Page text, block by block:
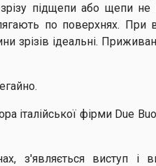
підщепи або щепи не
по поверхнях. При
зрізів ідеальні.
італійської фірми Due
з'являється виступ і